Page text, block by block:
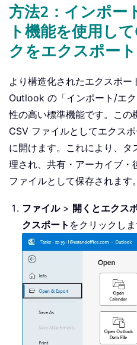
方法2：インポー
ト機能を使用し
クをエクスポート
より構造化されたエクスポー
Outlook の「インポート/エ
性の高い標準機能です。この
CSV ファイルとしてエクス
に開けます。これにより、タ
理され、共有・アーカイブ・
ファイルとして保存されます。
ファイル> 開くとエクス
クスポート をクリックしま